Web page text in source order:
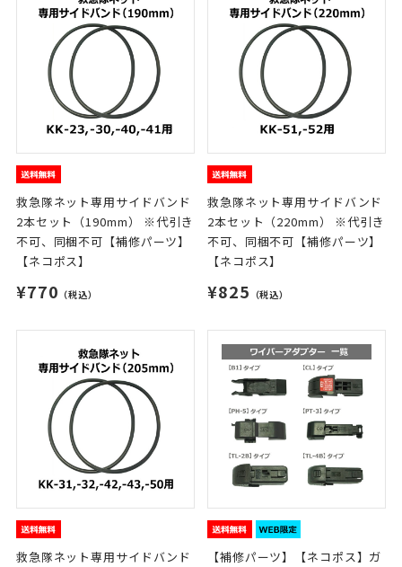
救急隊ネット専用サイドバンド
2本セット（190mm） ※代引き
不可、同梱不可【補修パーツ】
【ネコポス】
¥770 （税込）
救急隊ネット専用サイドバンド
2本セット（220mm） ※代引き
不可、同梱不可【補修パーツ】
【ネコポス】
¥825 （税込）
救急隊ネット専用サイドバンド
【補修パーツ】【ネコポス】ガ